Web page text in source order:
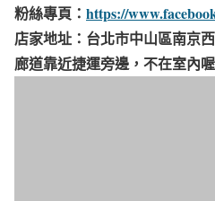
粉絲專頁： https://
店家地址：台北市中山區南京
廊道靠近捷運旁邊，不在室內